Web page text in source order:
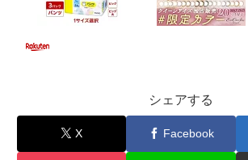
シェアする
X Facebook